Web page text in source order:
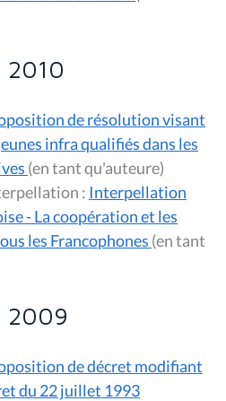
2010
de résolution visant
infra qualifiés dans les
(en tant qu'auteure)
Interpellation : Interpellation
- La coopération et les
les Francophones (en tant
2009
de décret modifiant
du 22 juillet 1993